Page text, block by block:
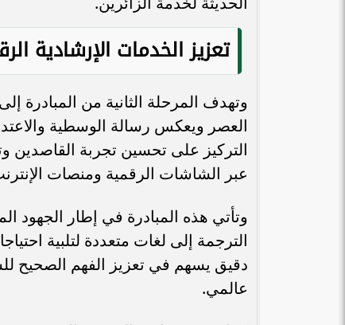
تعزيز الخدمات الإرشادية
وتهدف المرحلة الثانية من المبادرة
العصر ويعكس رسالة الوسطية
التركيز على تحسين تجربة القاصدين
عبر الشاشات الرقمية ومنصات
وتأتي هذه المبادرة في إطار الجهود
الترجمة إلى لغات متعددة لتلبية
دقيق يسهم في تعزيز الفهم الصحيح
عالمي.
المهندسة بيان حلوم لـ«طموح»: تأهيل
المرأة وتعزيز مبادئها ورفع استحقاقها
هي الخطوة... الافتتاح